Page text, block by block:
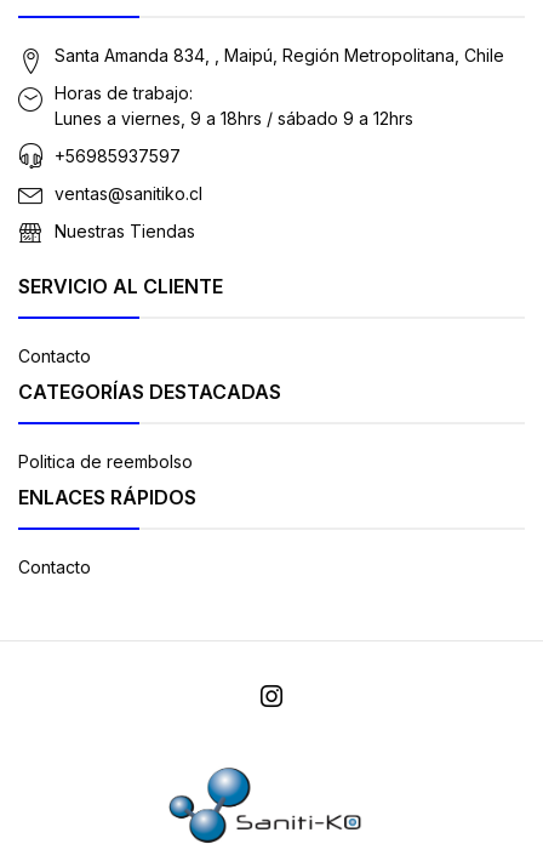
Santa Amanda 834, , Maipú, Región Metropolitana, Chile
Horas de trabajo:
Lunes a viernes, 9 a 18hrs / sábado 9 a 12hrs
+56985937597
ventas@sanitiko.cl
Nuestras Tiendas
SERVICIO AL CLIENTE
Contacto
CATEGORÍAS DESTACADAS
Politica de reembolso
ENLACES RÁPIDOS
Contacto